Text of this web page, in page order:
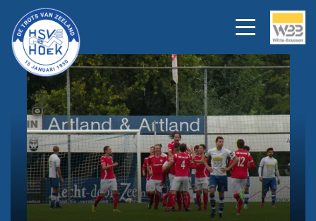
Blijdschap van Sportlust na het
maken van de 0-3 is eerste
winst binnen.
Bekijk
alle
foto's